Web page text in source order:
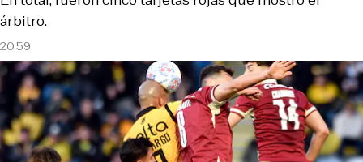
20:59
árbitro.